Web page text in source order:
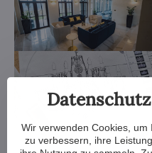
Wir verwenden Cookies,
zu verbessern, ihre